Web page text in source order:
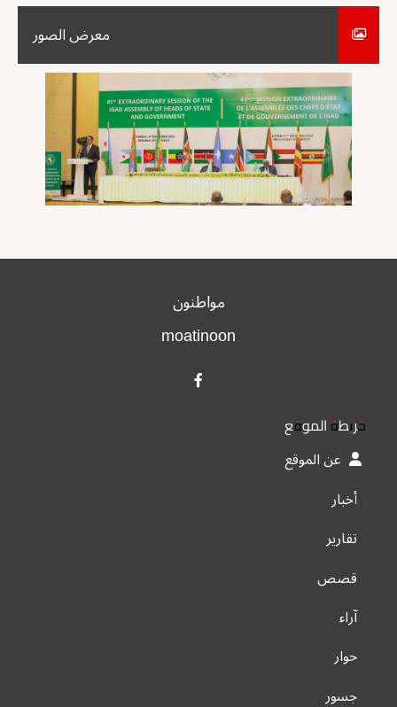
معرض الصور
مواطنون
moatinoon
خريطة الموقع
عن الموقع
أخبار
تقارير
قصص
آراء
حوار
جسور